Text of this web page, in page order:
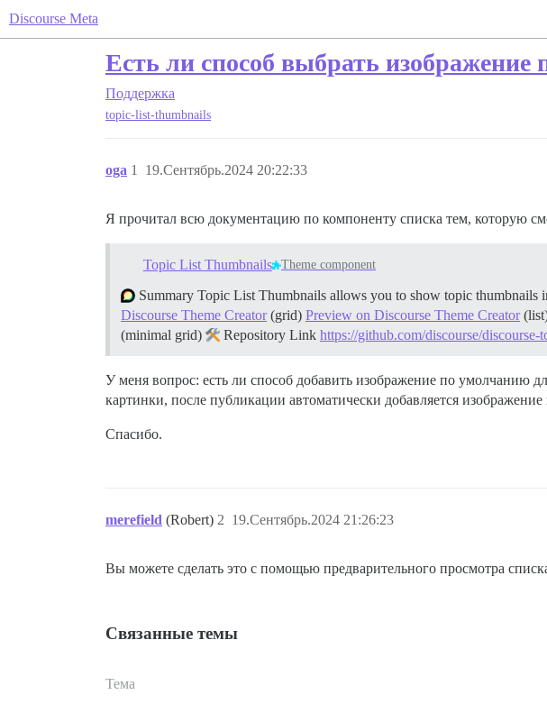
Discourse Meta
Есть ли способ выбрать
Поддержка
topic-list-thumbnails
oga 19.Сентябрь.2024 20:22:33
1
Я прочитал всю документацию по компоненту списка тем, которую
Topic List Thumbnails Theme component
Summary Topic List Thumbnails allows you to show topic thumbnails
Discourse Theme Creator(grid) Preview on Discourse Theme Creator
(minimal grid)
Repository Link https://github.com/discourse/discourse-
У меня вопрос: есть ли способ добавить изображение по умолчанию
картинки, после публикации автоматически добавляется
Спасибо.
merefield (Robert) 19.Сентябрь.2024 21:26:23
2
Вы можете сделать это с помощью предварительного просмотра
Связанные темы
Тема